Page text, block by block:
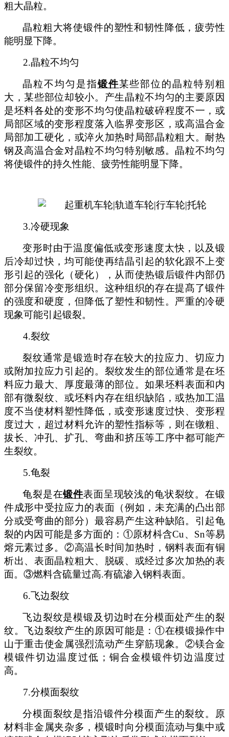
粗大晶粒。
晶粒粗大将使锻件的塑性和韧性降低，疲劳性
能明显下降。
2.晶粒不均匀
晶粒不均匀是指锻件某些部位的晶粒特别粗
大，某些部位却较小。产生晶粒不均匀的主要原因
是坯料各处的变形不均匀使晶粒破碎程度不一，或
局部区域的变形程度落入临界变形区，或高温合金
局部加工硬化，或淬火加热时局部晶粒粗大。耐热
钢及高温合金对晶粒不均匀特别敏感。晶粒不均匀
将使锻件的持久性能、疲劳性能明显下降。
3.冷硬现象
变形时由于温度偏低或变形速度太快，以及锻
后冷却过快，均可能使再结晶引起的软化跟不上变
形引起的强化（硬化），从而使热锻后锻件内部仍
部分保留冷变形组织。 这种组织的存在提髙了锻件
的强度和硬度，但降低了塑性和韧性。严重的冷硬
现象可能引起锻裂。
4.裂纹
裂纹通常是锻造时存在较大的拉应力、切应力
或附加拉应力引起的。 裂纹发生的部位通常是在坯
料应力最大、厚度最薄的部位。如果坯料表面和内
部有微裂纹、或坯料内存在组织缺陷，或热加工温
度不当使材料塑性降低，或变形速度过快、变形程
度过大，超过材料允许的塑性指标等，则在镦粗、
拔长、冲孔、扩孔、弯曲和挤压等工序中都可能产
生裂纹。
5.龟裂
龟裂是在锻件表面呈现较浅的龟状裂纹。在锻
件成形中受拉应力的表面（例如，未充满的凸出部
分或受弯曲的部分）最容易产生这种缺陷。引起龟
裂的内因可能是多方面的：①原材枓含Cu 、 Sn等易
熔元素过多。②高温长时间加热时，钢料表面有铜
析出、表面晶粒粗大、脱碳、或经过多次加热的表
面。③燃料含硫量过高.有硫渗入钢料表面。
6.飞边裂纹
飞边裂纹是模锻及切边时在分模面处产生的裂
纹。飞边裂纹产生的原因可能是： ①在模锻操作中
山于重击使金属强烈流动产生穿筋现象。②镁合金
模锻件切边温度过低；铜合金模锻件切边温度过
高。
7.分模面裂纹
分模面裂纹是指沿锻件分模面产生的裂纹。原
材料非金属夹杂多，模锻时向分模面流动与集中或